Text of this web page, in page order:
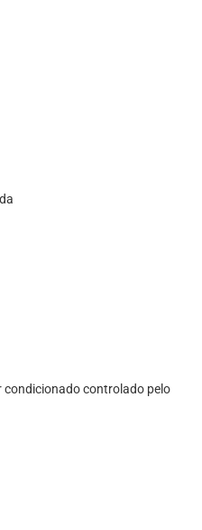
controlado pelo